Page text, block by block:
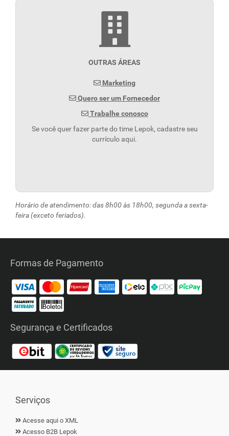
OUTRAS ÁREAS
Marketing
Quero ser um Fornecedor
Trabalhe conosco
Se você quer fazer parte do time Lepok, cadastre seu
currículo aqui.
Horário de atendimento: das 8h00 às 18h00, segunda a sexta-
feira (exceto feriados).
Formas de Pagamento
Segurança e Certificados
Serviços
Acesse aqui o XML
Acesso B2B Lepok